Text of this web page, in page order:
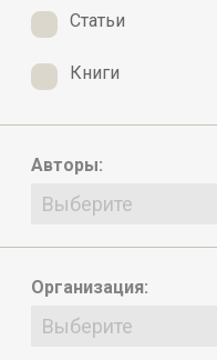
Статьи
Книги
Авторы:
Выберите
Организация:
Выберите